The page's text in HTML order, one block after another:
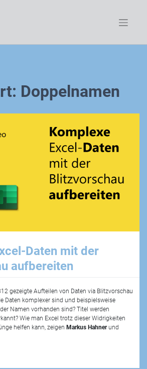
Doppelnamen
Daten mit der
aufbereiten
gezeigte Aufteilen von Daten via Blitzvorschau
Daten komplexer sind und beispielsweise
Namen vorhanden sind? Titel werden
Wie man Excel trotz dieser Widrigkeiten
helfen kann, zeigen Markus Hahnerund